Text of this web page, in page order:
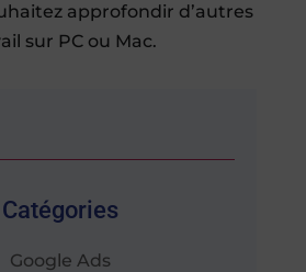
approfondir d’autres
sur PC ou Mac.
Catégories
Google Ads